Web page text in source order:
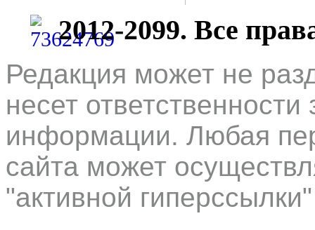
2012-2099. Все
Редакция может не
несет
информации. Любая
сайта может
"активной